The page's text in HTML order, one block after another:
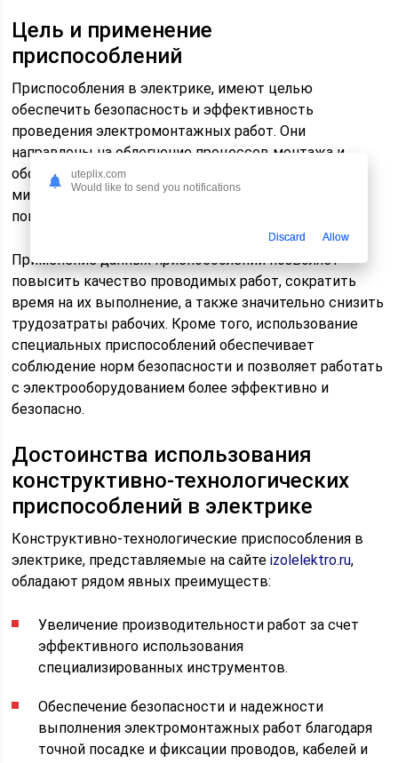
Цель и применение
приспособлений
Приспособления в электрике, имеют целью
обеспечить безопасность и эффективность
проведения электромонтажных работ. Они
направлены на облегчение процессов монтажа и
обслуживания электрооборудования, а также на
минимизацию рисков возникновения аварий и
повреждений оборудования.
Применение данных приспособлений позволяет
повысить качество проводимых работ, сократить
время на их выполнение, а также значительно снизить
трудозатраты рабочих. Кроме того, использование
специальных приспособлений обеспечивает
соблюдение норм безопасности и позволяет работать
с электрооборудованием более эффективно и
безопасно.
Достоинства использования
конструктивно-технологических
приспособлений в электрике
Конструктивно-технологические приспособления в
электрике, представляемые на сайтеizolelektro.ru,
обладают рядом явных преимуществ:
Увеличение производительности работ за счет
эффективного использования
специализированных инструментов.
Обеспечение безопасности и надежности
выполнения электромонтажных работ благодаря
точной посадке и фиксации проводов, кабелей и
uteplix.com
Would like to send you notifications
Discard Allow